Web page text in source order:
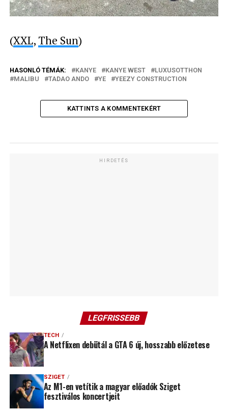
(XXL, The Sun)
HASONLÓ TÉMÁK: KANYE KANYE WEST
LUXUSOTTHON
MALIBU
TADAO ANDO YE YEEZY CONSTRUCTION
KATTINTS A KOMMENTEKÉRT
HIRDETÉS
LEGFRISSEBB
TECH
A Netflixen debütál a GTA 6 új, hosszabb előzetese
SZIGET
Az M1-en vetítik a magyar előadók Sziget
fesztiválos koncertjeit